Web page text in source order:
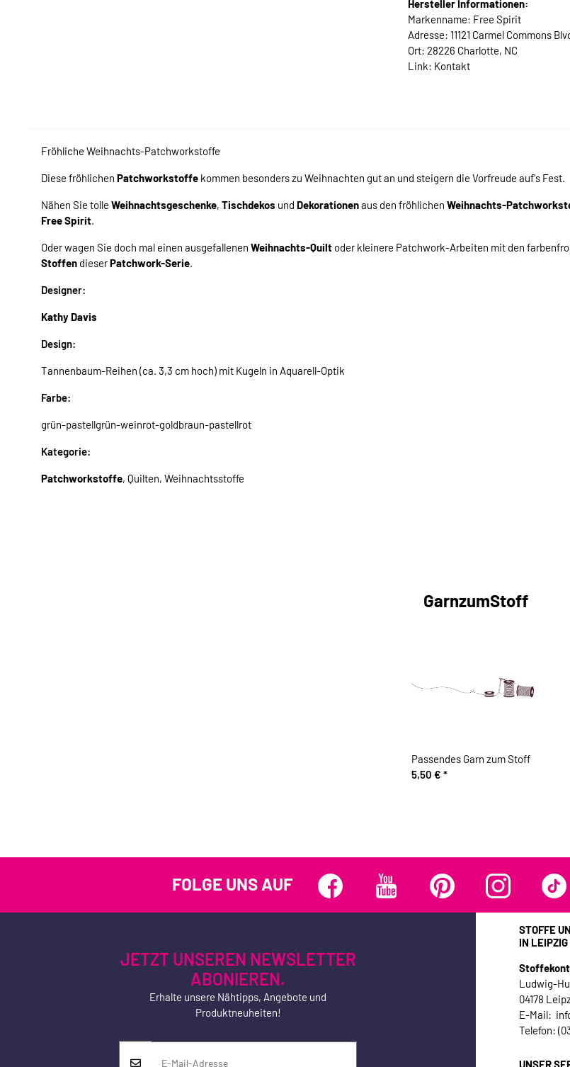
Hersteller Informationen:
Markenname: Free Spirit
Adresse: 11121 Carmel Commons
Ort: 28226 Charlotte, NC
Link: Kontakt
Fröhliche Weihnachts-Patchworkstoffe
Diese fröhlichen Patchworkstoffe kommen besonders zu Weihnachten gut an und steigern die Vorfreude auf's Fest.
Nähen Sie tolle Weihnachtsgeschenke, Tischdekos und Dekorationenaus den fröhlichen Weihnachts-
Free Spirit.
Oder wagen Sie doch mal einen ausgefallenen Weihnachts-Quilt oder kleinere Patchwork-Arbeiten mit den
Stoffen dieserPatchwork-Serie.
Designer:
Kathy Davis
Design:
Tannenbaum-Reihen (ca. 3,3 cm hoch) mit Kugeln in Aquarell-Optik
Farbe:
grün-pastellgrün-weinrot-goldbraun-pastellrot
Kategorie:
Patchworkstoffe, Quilten, Weihnachtsstoffe
GarnzumStoff
Passendes Garn zum Stoff
5,50 € *
FOLGE UNS AUF
JETZT UNSEREN NEWSLETTER
ABONIEREN.
Erhalte unsere Nähtipps, Angebote und
Produktneuheiten!
STOFFE
IN LEIPZIG
Ludwig-
04178
E-Mail:
Telefon:
UNSER